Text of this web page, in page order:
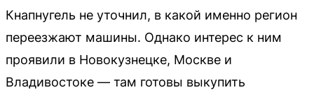
Кнапнугель не уточнил, в какой именно регион
переезжают машины. Однако интерес к ним
проявили в Новокузнецке, Москве и
Владивостоке — там готовы выкупить